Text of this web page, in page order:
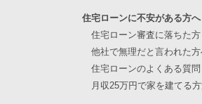
住宅ローンに不安がある方へ
住宅ローン審査に落ちた方
他社で無理だと言われた方
住宅ローンのよくある質問
月収25万円で家を建てる